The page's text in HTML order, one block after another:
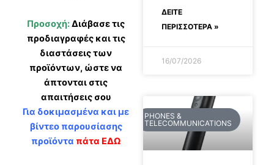
Προσοχή:Διάβασε τις
προδιαγραφές και τις
διαστάσεις των
προϊόντων, ώστε να
άπτονται στις
απαιτήσεις σου
Για δοκιμασμένα και με
βίντεο παρουσίασης
προϊόντα πάτα ΕΔΩ
ΔΕΊΤΕ
ΠΕΡΙΣΣΟΤΕΡΑ »
16/07/2026
PHONES &
TELECOMMUNICATIONS